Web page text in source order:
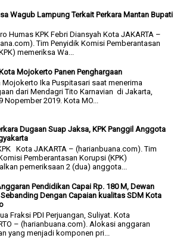
Wagub Lampung Terkait Perkara Mantan Bupati
Humas KPK Febri Diansyah Kota JAKARTA –
Tim Penyidik Komisi Pemberantasan
memeriksa Wa...
Mojokerto Panen Penghargaan
Mojokerto Ika Puspitasari saat menerima
dari Mendagri Tito Karnavian di Jakarta,
Nopember 2019. Kota MO...
Dugaan Suap Jaksa, KPK Panggil Anggota
Kota JAKARTA – (harianbuana.com). Tim
Pemberantasan Korupsi (KPK)
pemeriksaan 2 (dua) anggota...
Pendidikan Capai Rp. 180 M, Dewan
Dengan Capaian kualitas SDM Kota
Fraksi PDI Perjuangan, Suliyat. Kota
– (harianbuana.com). Alokasi anggaran
yang menjadi komponen pri...